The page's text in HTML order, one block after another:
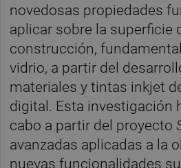
novedosas propiedades
aplicar sobre la superficie
construcción,
vidrio, a partir del
materiales y tintas inkjet
digital. Esta investigación
cabo a partir del proyecto
avanzadas aplicadas a la
nuevas funcionalidades